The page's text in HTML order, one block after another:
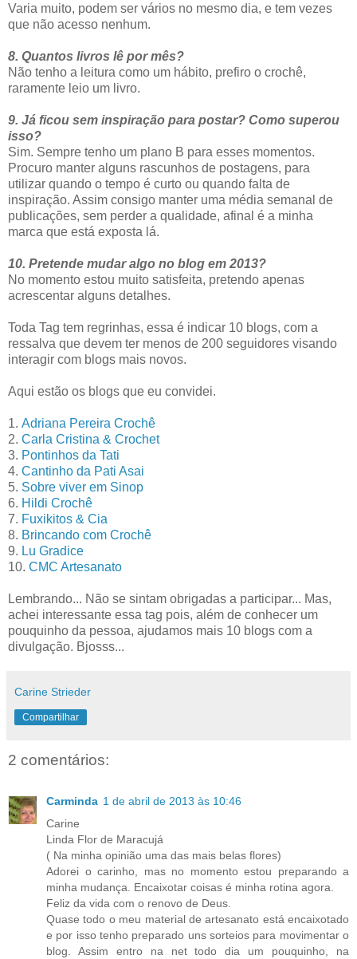
Varia muito, podem ser vários no mesmo dia, e tem vezes
que não acesso nenhum.
8. Quantos livros lê por mês?
Não tenho a leitura como um hábito, prefiro o crochê,
raramente leio um livro.
9. Já ficou sem inspiração para postar? Como superou
isso?
Sim. Sempre tenho um plano B para esses momentos.
Procuro manter alguns rascunhos de postagens, para
utilizar quando o tempo é curto ou quando falta de
inspiração. Assim consigo manter uma média semanal de
publicações, sem perder a qualidade, afinal é a minha
marca que está exposta lá.
10. Pretende mudar algo no blog em 2013?
No momento estou muito satisfeita, pretendo apenas
acrescentar alguns detalhes.
Toda Tag tem regrinhas, essa é indicar 10 blogs, com a
ressalva que devem ter menos de 200 seguidores visando
interagir com blogs mais novos.
Aqui estão os blogs que eu convidei.
1. Adriana Pereira Crochê
2. Carla Cristina & Crochet
3. Pontinhos da Tati
4. Cantinho da Pati Asai
5. Sobre viver em Sinop
6. Hildi Crochê
7. Fuxikitos & Cia
8. Brincando com Crochê
9. Lu Gradice
10. CMC Artesanato
Lembrando... Não se sintam obrigadas a participar... Mas,
achei interessante essa tag pois, além de conhecer um
pouquinho da pessoa, ajudamos mais 10 blogs com a
divulgação. Bjosss...
Carine Strieder
Compartilhar
2 comentários:
Carminda 1 de abril de 2013 às 10:46
Carine
Linda Flor de Maracujá
( Na minha opinião uma das mais belas flores)
Adorei o carinho, mas no momento estou preparando a
minha mudança. Encaixotar coisas é minha rotina agora.
Feliz da vida com o renovo de Deus.
Quase todo o meu material de artesanato está encaixotado
e por isso tenho preparado uns sorteios para movimentar o
blog. Assim entro na net todo dia um pouquinho, na